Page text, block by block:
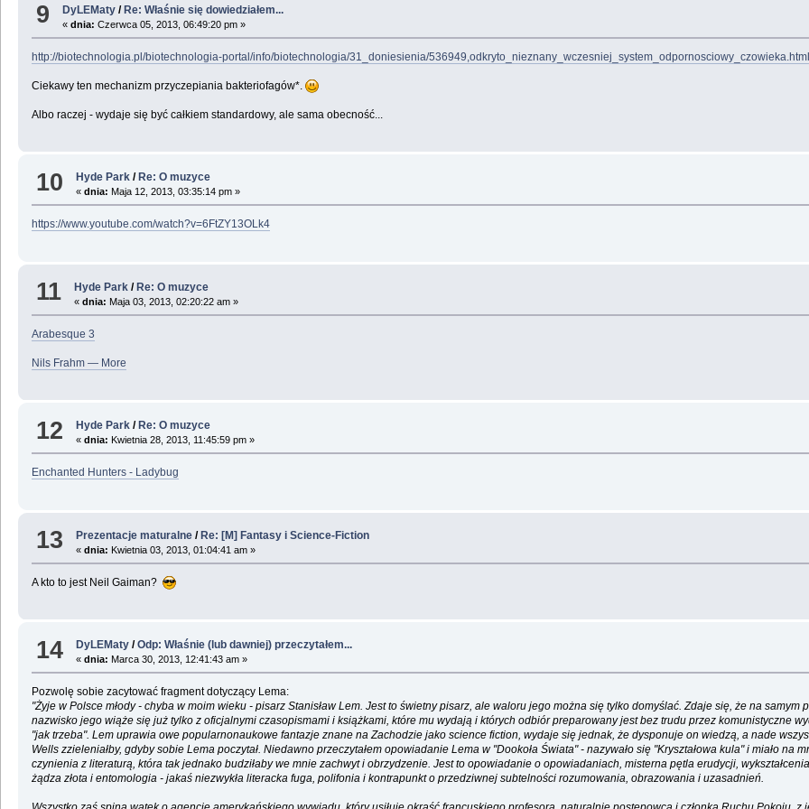
9 DyLEMaty / Re: Właśnie się dowiedziałem...
«dnia: Czerwca 05, 2013, 06:49:20 pm »
http://biotechnologia.pl/biotechnologia-portal/info/biotechnologia/31_doniesienia/536949,odkryto_nieznany_wczesniej_system_odpornosciowy_czowieka.html
Ciekawy ten mechanizm przyczepiania bakteriofagów*.
Albo raczej - wydaje się być całkiem standardowy, ale sama obecność...
10 Hyde Park / Re: O muzyce
«dnia: Maja 12, 2013, 03:35:14 pm »
https://www.youtube.com/watch?v=6FtZY13OLk4
11 Hyde Park /Re: O muzyce
«dnia: Maja 03, 2013, 02:20:22 am »
Arabesque 3
Nils Frahm — More
12 Hyde Park / Re: O muzyce
«dnia: Kwietnia 28, 2013, 11:45:59 pm »
Enchanted Hunters - Ladybug
13 Prezentacje maturalne /Re: [M] Fantasy i Science-Fiction
«dnia: Kwietnia 03, 2013, 01:04:41 am »
A kto to jest Neil Gaiman?
14 DyLEMaty /Odp: Właśnie (lub dawniej) przeczytałem...
«dnia: Marca 30, 2013, 12:41:43 am »
Pozwolę sobie zacytować fragment dotyczący Lema:
"Żyje w Polsce młody - chyba w moim wieku - pisarz Stanisław Lem. Jest to świetny pisarz, ale waloru jego można się tylko domyślać. Zdaje się, że na
nazwisko jego wiąże się już tylko z oficjalnymi czasopismami i książkami, które mu wydają i których odbiór preparowany jest bez trudu przez komunistyczne
"jak trzeba". Lem uprawia owe popularnonaukowe fantazje znane na Zachodzie jako science fiction, wydaje się jednak, że dysponuje on wiedzą, a nade
Wells zzieleniałby, gdyby sobie Lema poczytał. Niedawno przeczytałem opowiadanie Lema w "Dookoła Świata" - nazywało się "Kryształowa kula" i miało na
czynienia z literaturą, która tak jednako budziłaby we mnie zachwyt i obrzydzenie. Jest to opowiadanie o opowiadaniach, misterna pętla erudycji,
żądza złota i entomologia - jakaś niezwykła literacka fuga, polifonia i kontrapunkt o przedziwnej subtelności rozumowania, obrazowania i uzasadnień.